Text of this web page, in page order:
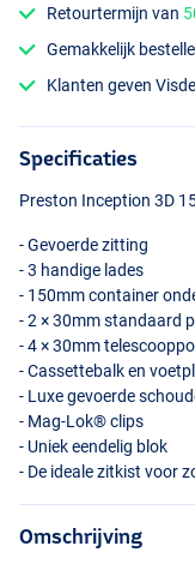
Retourtermijn van
Gemakkelijk
Klanten geven
Specificaties
Preston Inception 3D
- Gevoerde zitting
- 3 handige lades
- 150mm container
- 2 × 30mm standaard
- 4 × 30mm
- Cassettebalk en
- Luxe gevoerde
- Mag-Lok® clips
- Uniek eendelig blok
- De ideale zitkist voor
Omschrijving